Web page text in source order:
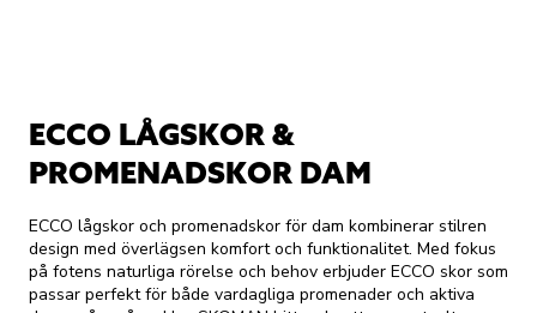
ECCO LÅGSKOR &
PROMENADSKOR DAM
ECCO lågskor och promenadskor för dam kombinerar stilren
design med överlägsen komfort och funktionalitet. Med fokus
på fotens naturliga rörelse och behov erbjuder ECCO skor som
passar perfekt för både vardagliga promenader och aktiva